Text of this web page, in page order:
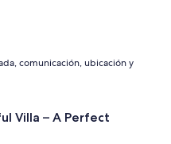
comunicación, ubicación y
Villa – A Perfect